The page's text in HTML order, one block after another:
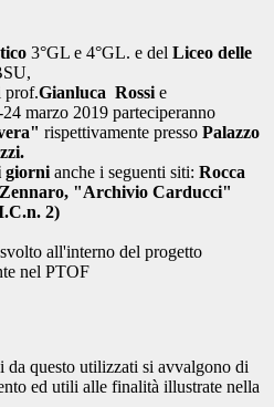
3°GL e 4°GL. e del Liceo delle
prof.Gianluca Rossi e
marzo 2019 parteciperanno
rispettivamente presso Palazzo
giorni anche i seguenti siti: Rocca
Zennaro, "Archivio Carducci"
2)
all'interno del progetto
nel PTOF
da questo utilizzati si avvalgono di
ed utili alle finalità illustrate nella